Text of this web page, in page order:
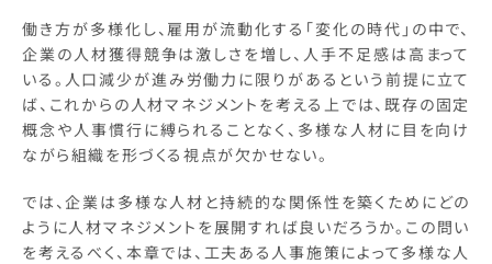
働き方が多様化し、雇用が流動化する「変化の時代」の中で、
企業の人材獲得競争は激しさを増し、人手不足感は高まって
いる。人口減少が進み労働力に限りがあるという前提に立て
ば、これからの人材マネジメントを考える上では、既存の固定
概念や人事慣行に縛られることなく、多様な人材に目を向け
ながら組織を形づくる視点が欠かせない。
では、企業は多様な人材と持続的な関係性を築くためにどの
ように人材マネジメントを展開すれば良いだろうか。この問い
を考えるべく、本章では、工夫ある人事施策によって多様な人